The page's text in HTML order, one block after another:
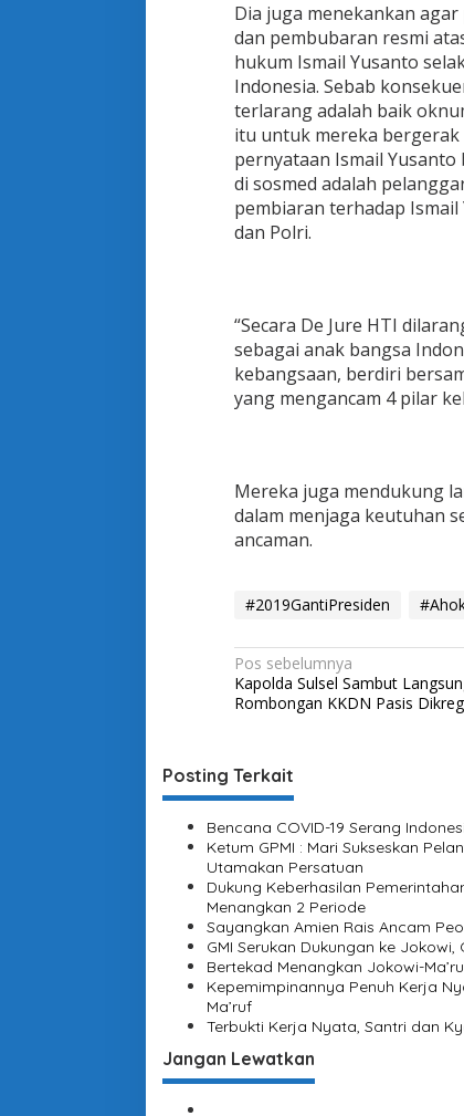
Dia juga menekankan
dan pembubaran resmi
hukum Ismail Yusanto
Indonesia. Sebab
terlarang adalah baik
itu untuk mereka bergerak
pernyataan Ismail
di sosmed adalah
pembiaran terhadap
dan Polri.
“Secara De Jure HTI
sebagai anak bangsa
kebangsaan, berdiri
yang mengancam 4 pilar
Mereka juga mendukung
dalam menjaga keutuhan
ancaman.
#2019GantiPresiden
N
a
i
g
a
s
i
p
o
s
Pos sebelumnya
Kapolda Sulsel Sambut
Rombongan KKDN Pasis
Posting Terkait
Bencana COVID-19 Serang
Ketum GPMI : Mari Sukseskan
Utamakan Persatuan
Dukung Keberhasilan
Menangkan 2 Periode
Sayangkan Amien Rais Ancam
GMI Serukan Dukungan ke
Bertekad Menangkan Jokowi-
Kepemimpinannya Penuh Kerja
Ma’ruf
Terbukti Kerja Nyata, Santri dan
Jangan Lewatkan